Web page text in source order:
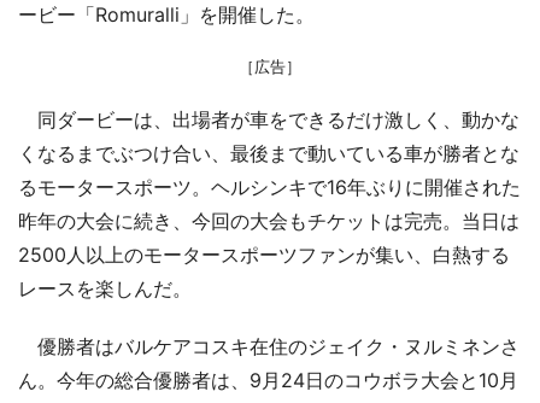
ービー「Romuralli」を開催した。
［広告］
同ダービーは、出場者が車をできるだけ激しく、動かな
くなるまでぶつけ合い、最後まで動いている車が勝者とな
るモータースポーツ。ヘルシンキで16年ぶりに開催された
昨年の大会に続き、今回の大会もチケットは完売。当日は
2500人以上のモータースポーツファンが集い、白熱する
レースを楽しんだ。
優勝者はバルケアコスキ在住のジェイク・ヌルミネンさ
ん。今年の総合優勝者は、9月24日のコウボラ大会と10月